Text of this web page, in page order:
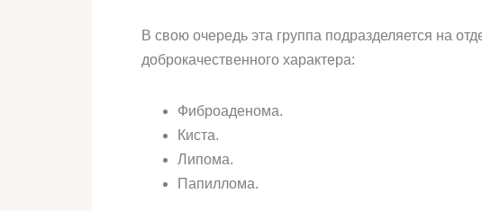
В свою очередь эта группа подразделяется на
доброкачественного характера:
Фиброаденома.
Киста.
Липома.
Папиллома.